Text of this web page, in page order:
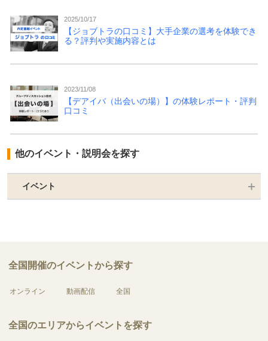
2025/10/17
【ジョブトラの口コミ】大手企業の選考を体験でき
る？評判や実施内容とは
2023/11/08
【デアイバ（出会いの場）】の体験レポート・評判
口コミ
他のイベント・説明会を探す
イベント
全国開催のイベントから探す
オンライン 動画配信 全国
全国のエリアからイベントを探す